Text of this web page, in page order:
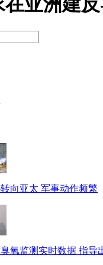
亚洲建
向亚太 军事动作频繁
臭氧监测实时数据 指导